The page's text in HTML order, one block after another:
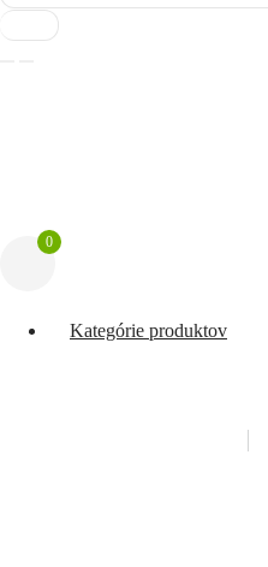
0
Kategórie produktov